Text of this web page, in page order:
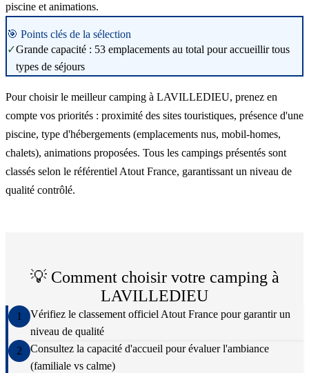
piscine et animations.
🎯 Points clés de la sélection
✓Grande capacité : 53 emplacements au total pour accueillir tous
types de séjours
Pour choisir le meilleur camping à LAVILLEDIEU, prenez en
compte vos priorités : proximité des sites touristiques, présence d'une
piscine, type d'hébergements (emplacements nus, mobil-homes,
chalets), animations proposées. Tous les campings présentés sont
classés selon le référentiel Atout France, garantissant un niveau de
qualité contrôlé.
💡 Comment choisir votre camping à
LAVILLEDIEU
1
Vérifiez le classement officiel Atout France pour garantir un
niveau de qualité
2
Consultez la capacité d'accueil pour évaluer l'ambiance
(familiale vs calme)